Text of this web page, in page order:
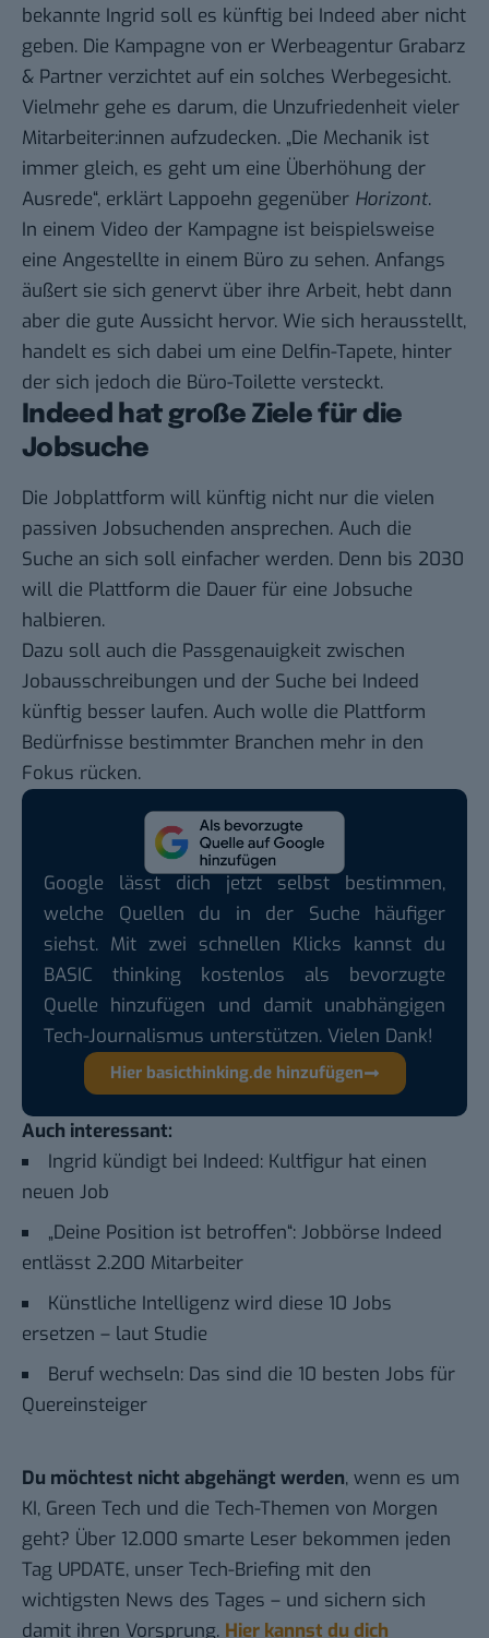
bekannte Ingrid soll es künftig bei Indeed aber nicht
geben. Die Kampagne von er Werbeagentur Grabarz
& Partner verzichtet auf ein solches Werbegesicht.
Vielmehr gehe es darum, die Unzufriedenheit vieler
Mitarbeiter:innen aufzudecken. „Die Mechanik ist
immer gleich, es geht um eine Überhöhung der
Ausrede“, erklärt Lappoehn gegenüber Horizont.
In einem Video der Kampagne ist beispielsweise
eine Angestellte in einem Büro zu sehen. Anfangs
äußert sie sich genervt über ihre Arbeit, hebt dann
aber die gute Aussicht hervor. Wie sich herausstellt,
handelt es sich dabei um eine Delfin-Tapete, hinter
der sich jedoch die Büro-Toilette versteckt.
Indeed hat große Ziele für die
Jobsuche
Die Jobplattform will künftig nicht nur die vielen
passiven Jobsuchenden ansprechen. Auch die
Suche an sich soll einfacher werden. Denn bis 2030
will die Plattform die Dauer für eine Jobsuche
halbieren.
Dazu soll auch die Passgenauigkeit zwischen
Jobausschreibungen und der Suche bei Indeed
künftig besser laufen. Auch wolle die Plattform
Bedürfnisse bestimmter Branchen mehr in den
Fokus rücken.
Google lässt dich jetzt selbst bestimmen,
welche Quellen du in der Suche häufiger
siehst. Mit zwei schnellen Klicks kannst du
BASIC thinking kostenlos als bevorzugte
Quelle hinzufügen und damit unabhängigen
Tech-Journalismus unterstützen. Vielen Dank!
Hier basicthinking.de hinzufügen
Auch interessant:
Ingrid kündigt bei Indeed: Kultfigur hat einen
neuen Job
„Deine Position ist betroffen“: Jobbörse Indeed
entlässt 2.200 Mitarbeiter
Künstliche Intelligenz wird diese 10 Jobs
ersetzen – laut Studie
Beruf wechseln: Das sind die 10 besten Jobs für
Quereinsteiger
Du möchtest nicht abgehängt werden, wenn es um
KI, Green Tech und die Tech-Themen von Morgen
geht? Über 12.000 smarte Leser bekommen jeden
Tag UPDATE, unser Tech-Briefing mit den
wichtigsten News des Tages – und sichern sich
damit ihren Vorsprung. Hier kannst du dich